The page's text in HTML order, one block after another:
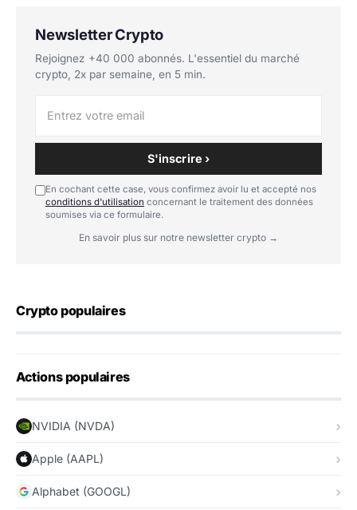
Newsletter Crypto
Rejoignez +40 000 abonnés. L'essentiel du marché
crypto, 2x par semaine, en 5 min.
S'inscrire ›
En cochant cette case, vous confirmez avoir lu et accepté nos
conditions d'utilisation concernant le traitement des données
soumises via ce formulaire.
En savoir plus sur notre newsletter crypto →
Crypto populaires
Actions populaires
NVIDIA (NVDA)
Apple (AAPL)
Alphabet (GOOGL)